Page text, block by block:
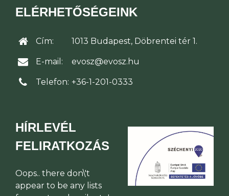
ELÉRHETŐSÉGEINK
Cím: 1013 Budapest, Döbrentei tér 1.
E-mail: evosz@evosz.hu
Telefon: +36-1-201-0333
HÍRLEVÉL
FELIRATKOZÁS
Oops.. there don\'t
appear to be any lists